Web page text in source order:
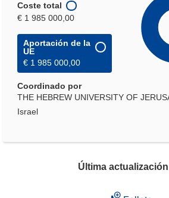
Coste total
€ 1 985 000,00
Aportación de la
UE
€ 1 985 000,00
Coordinado por
THE HEBREW UNIVERSITY OF
Israel
Última